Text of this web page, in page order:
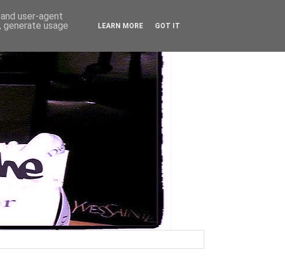
user-agent
usage
LEARN MORE GOT IT